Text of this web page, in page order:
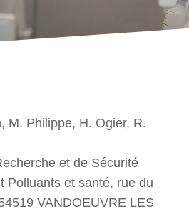
M. Philippe, H. Ogier, R.
et de Sécurité
Polluants et santé, rue du
VANDOEUVRE LES